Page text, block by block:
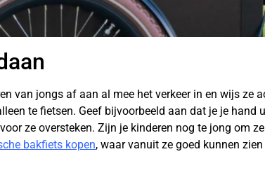
van jongs af aan al mee het verkeer in en wijs ze
te fietsen. Geef bijvoorbeeld aan dat je je hand
ze oversteken. Zijn je kinderen nog te jong om
bakfiets kopen, waar vanuit ze goed kunnen